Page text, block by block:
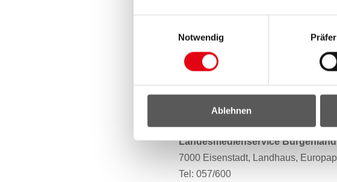
Notwendig
Ablehnen
Bildtext Waldquelle-Lauf
Landesmeisterinnen und
Daniel Fenz, 5. Oktober 2025
Landesmedienservice Burgenland
7000 Eisenstadt, Landhaus,
Tel: 057/600